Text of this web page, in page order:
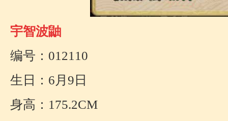
宇智波鼬
编号：012110
生日：6月9日
身高：175.2CM